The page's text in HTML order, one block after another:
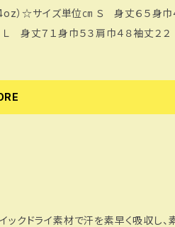
身丈６５身巾４７肩巾４４
身丈７１身巾５３肩巾４８袖丈２
クドライ素材で汗を素早く吸収し、